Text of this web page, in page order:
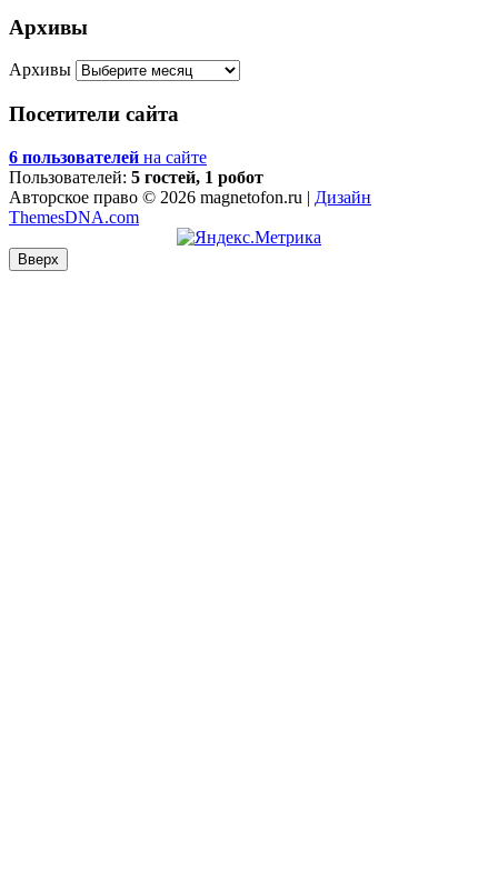
Архивы
Архивы
Посетители сайта
6 пользователей на сайте
Пользователей: 5 гостей, 1 робот
Авторское право © 2026 magnetofon.ru | Дизайн
ThemesDNA.com
Вверх